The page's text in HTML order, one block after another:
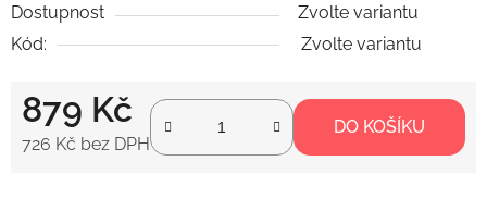
Dostupnost
Zvolte variantu
Kód:
Zvolte variantu
879 Kč
726 Kč bez DPH
DO KOŠÍKU